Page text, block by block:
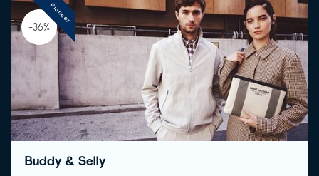
-36%
Buddy & Selly
Pioneer